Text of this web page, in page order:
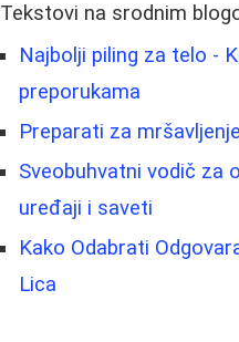
Tekstovi na srodnim
Najbolji piling za telo -
preporukama
Preparati za
Sveobuhvatni vodič za
uređaji i saveti
Kako Odabrati
Lica